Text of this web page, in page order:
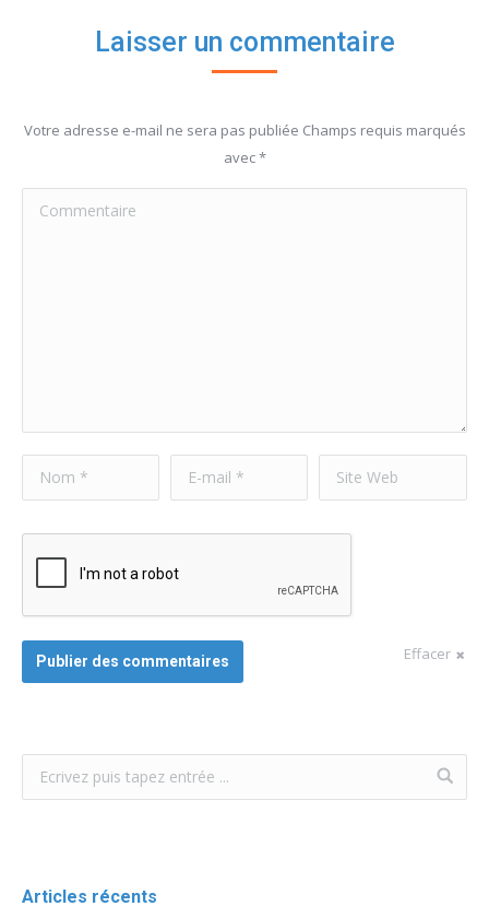
Laisser un commentaire
Votre adresse e-mail ne sera pas publiée Champs requis marqués
avec*
Commentaire
Nom * E-mail * Site Web
Effacer
Publier des commentaires
Articles récents